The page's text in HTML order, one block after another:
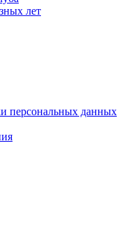
лет
персональных данных